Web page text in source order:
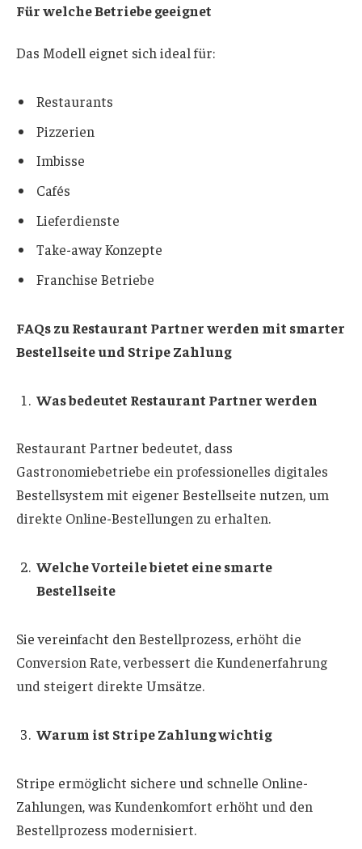
Für welche Betriebe geeignet
Das Modell eignet sich ideal für:
Restaurants
Pizzerien
Imbisse
Cafés
Lieferdienste
Take-away Konzepte
Franchise Betriebe
FAQs zu Restaurant Partner werden mit smarter
Bestellseite und Stripe Zahlung
Was bedeutet Restaurant Partner werden
Restaurant Partner bedeutet, dass
Gastronomiebetriebe ein professionelles digitales
Bestellsystem mit eigener Bestellseite nutzen, um
direkte Online-Bestellungen zu erhalten.
Welche Vorteile bietet eine smarte
Bestellseite
Sie vereinfacht den Bestellprozess, erhöht die
Conversion Rate, verbessert die Kundenerfahrung
und steigert direkte Umsätze.
Warum ist Stripe Zahlung wichtig
Stripe ermöglicht sichere und schnelle Online-
Zahlungen, was Kundenkomfort erhöht und den
Bestellprozess modernisiert.